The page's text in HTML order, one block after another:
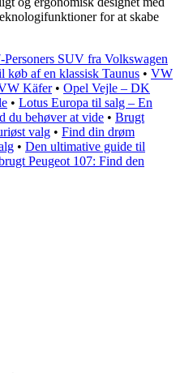
for at skabe
SUV fra Volkswagen
køb af en klassisk Taunus • VW
Käfer• Opel Vejle – DK
• Lotus Europa til salg – En
du behøver at vide • Brugt
valg • Find din drøm
• Den ultimative guide til
Peugeot 107: Find den